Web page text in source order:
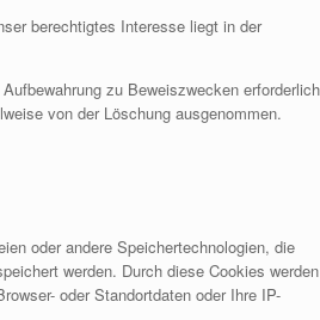
berechtigtes Interesse liegt in der
zu Beweiszwecken erforderlich
von der Löschung ausgenommen.
oder andere Speichertechnologien, die
werden. Durch diese Cookies werden
oder Standortdaten oder Ihre IP-